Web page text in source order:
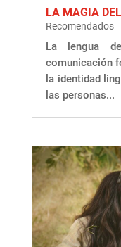
LA MAGIA
Recomendados
La lengua
comunicación
la identidad
las personas...